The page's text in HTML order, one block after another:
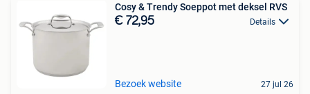
Cosy & Trendy Soeppot met deksel RVS
€ 72,95 Details
Bezoek website 27 jul 26